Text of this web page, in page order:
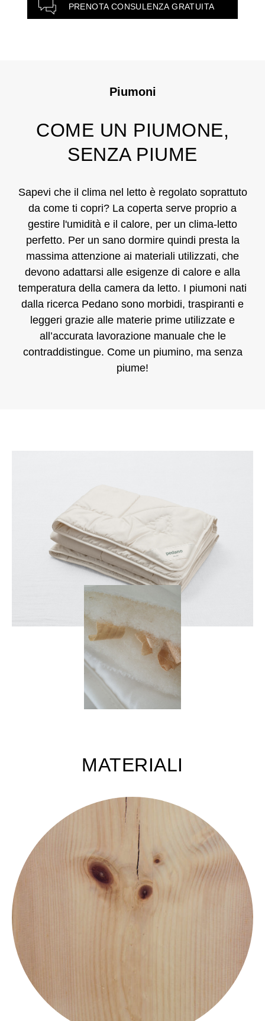
PRENOTA CONSULENZA GRATUITA
Piumoni
COME UN PIUMONE,
SENZA PIUME
Sapevi che il clima nel letto è regolato soprattuto
da come ti copri? La coperta serve proprio a
gestire l'umidità e il calore, per un clima-letto
perfetto. Per un sano dormire quindi presta la
massima attenzione ai materiali utilizzati, che
devono adattarsi alle esigenze di calore e alla
temperatura della camera da letto. I piumoni nati
dalla ricerca Pedano sono morbidi, traspiranti e
leggeri grazie alle materie prime utilizzate e
all’accurata lavorazione manuale che le
contraddistingue. Come un piumino, ma senza
piume!
MATERIALI